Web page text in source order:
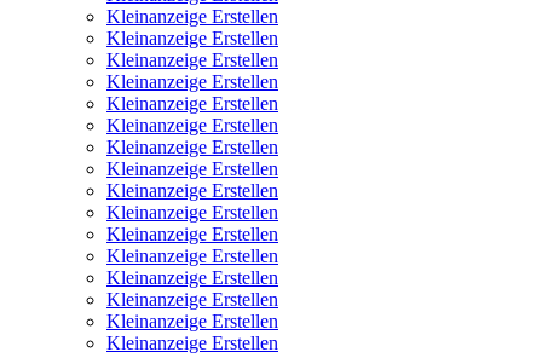
Kleinanzeige Erstellen
Kleinanzeige Erstellen
Kleinanzeige Erstellen
Kleinanzeige Erstellen
Kleinanzeige Erstellen
Kleinanzeige Erstellen
Kleinanzeige Erstellen
Kleinanzeige Erstellen
Kleinanzeige Erstellen
Kleinanzeige Erstellen
Kleinanzeige Erstellen
Kleinanzeige Erstellen
Kleinanzeige Erstellen
Kleinanzeige Erstellen
Kleinanzeige Erstellen
Kleinanzeige Erstellen